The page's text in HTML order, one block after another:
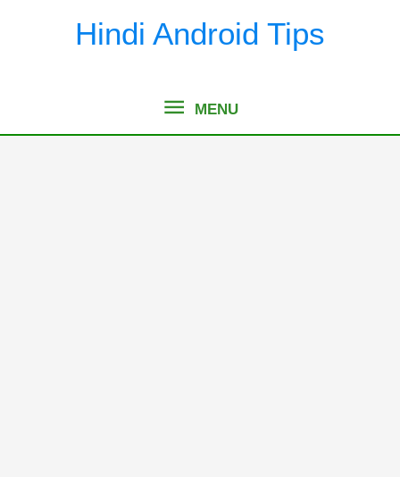
Hindi Android Tips
MENU
MENU